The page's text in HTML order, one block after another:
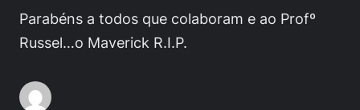
Parabéns a todos que colaboram e ao Profº
Russel…o Maverick R.I.P.